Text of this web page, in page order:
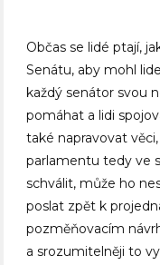
Občas se lidé ptají,
Senátu, aby mohl
každý senátor svou
pomáhat a lidi
také napravovat
parlamentu tedy ve
schválit, může ho
poslat zpět k
pozměňovacím
a srozumitelněji to